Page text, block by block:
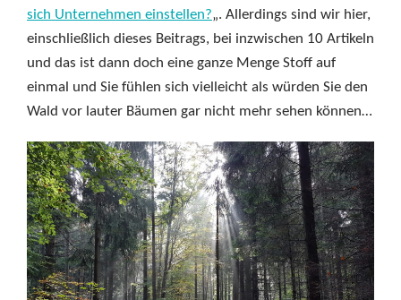
sich Unternehmen einstellen?„. Allerdings sind wir hier,
einschließlich dieses Beitrags, bei inzwischen 10 Artikeln
und das ist dann doch eine ganze Menge Stoff auf
einmal und Sie fühlen sich vielleicht als würden Sie den
Wald vor lauter Bäumen gar nicht mehr sehen können…